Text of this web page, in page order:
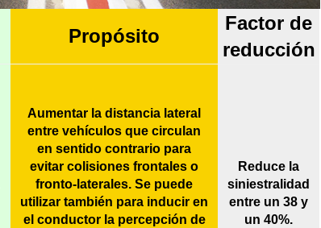
Propósito
Factor de
reducción
Aumentar la distancia lateral
entre vehículos que circulan
en sentido contrario para
evitar colisiones frontales o
fronto-laterales. Se puede
utilizar también para inducir en
el conductor la percepción de
Reduce la
siniestralidad
entre un 38 y
un 40%.